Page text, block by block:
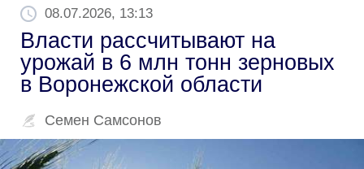
08.07.2026, 13:13
Власти рассчитывают на
урожай в 6 млн тонн зерновых
в Воронежской области
Семен Самсонов